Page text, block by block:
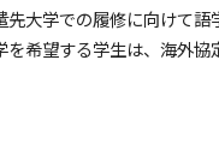
先大学での履修に向けて
希望する学生は、海外